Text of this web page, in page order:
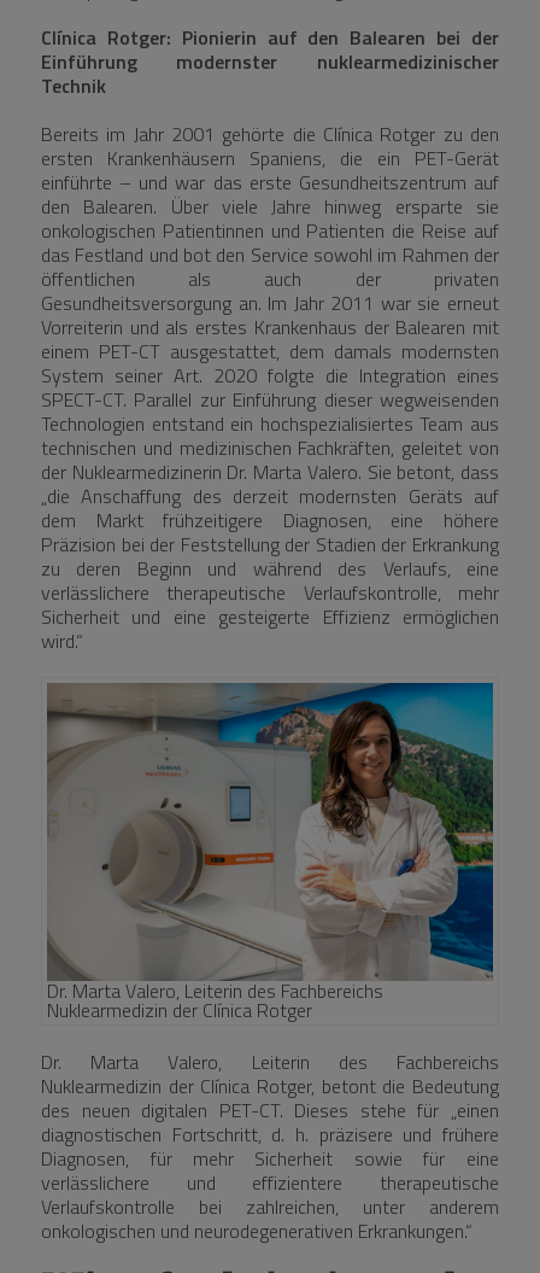
Clínica Rotger: Pionierin auf den Balearen bei der
Einführung modernster nuklearmedizinischer
Technik
Bereits im Jahr 2001 gehörte die Clínica Rotger zu den
ersten Krankenhäusern Spaniens, die ein PET-Gerät
einführte – und war das erste Gesundheitszentrum auf
den Balearen. Über viele Jahre hinweg ersparte sie
onkologischen Patientinnen und Patienten die Reise auf
das Festland und bot den Service sowohl im Rahmen der
öffentlichen als auch der privaten
Gesundheitsversorgung an. Im Jahr 2011 war sie erneut
Vorreiterin und als erstes Krankenhaus der Balearen mit
einem PET-CT ausgestattet, dem damals modernsten
System seiner Art. 2020 folgte die Integration eines
SPECT-CT. Parallel zur Einführung dieser wegweisenden
Technologien entstand ein hochspezialisiertes Team aus
technischen und medizinischen Fachkräften, geleitet von
der Nuklearmedizinerin Dr. Marta Valero. Sie betont, dass
„die Anschaffung des derzeit modernsten Geräts auf
dem Markt frühzeitigere Diagnosen, eine höhere
Präzision bei der Feststellung der Stadien der Erkrankung
zu deren Beginn und während des Verlaufs, eine
verlässlichere therapeutische Verlaufskontrolle, mehr
Sicherheit und eine gesteigerte Effizienz ermöglichen
wird.“
Dr. Marta Valero, Leiterin des Fachbereichs
Nuklearmedizin der Clínica Rotger
Dr. Marta Valero, Leiterin des Fachbereichs
Nuklearmedizin der Clínica Rotger, betont die Bedeutung
des neuen digitalen PET-CT. Dieses stehe für „einen
diagnostischen Fortschritt, d. h. präzisere und frühere
Diagnosen, für mehr Sicherheit sowie für eine
verlässlichere und effizientere therapeutische
Verlaufskontrolle bei zahlreichen, unter anderem
onkologischen und neurodegenerativen Erkrankungen.“